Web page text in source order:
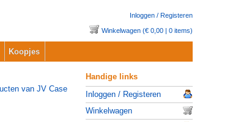
Inloggen / Registeren
Winkelwagen (€ 0,00 | 0 items)
Koopjes
Handige links
Inloggen / Registeren
Winkelwagen